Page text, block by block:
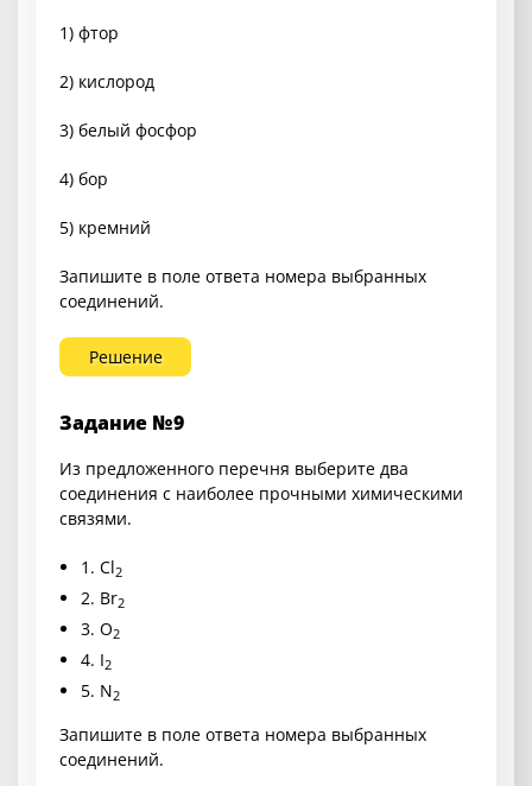
1) фтор
2) кислород
3) белый фосфор
4) бор
5) кремний
Запишите в поле ответа номера выбранных
соединений.
Решение
Задание №9
Из предложенного перечня выберите два
соединения с наиболее прочными химическими
связями.
1. Cl2
2. Br2
3. O2
4. I2
5. N2
Запишите в поле ответа номера выбранных
соединений.